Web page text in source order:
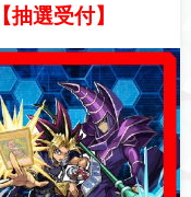
選受付】